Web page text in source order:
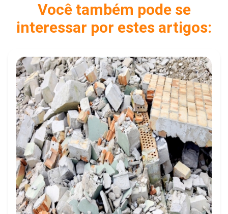
Você também pode se
interessar por estes artigos: